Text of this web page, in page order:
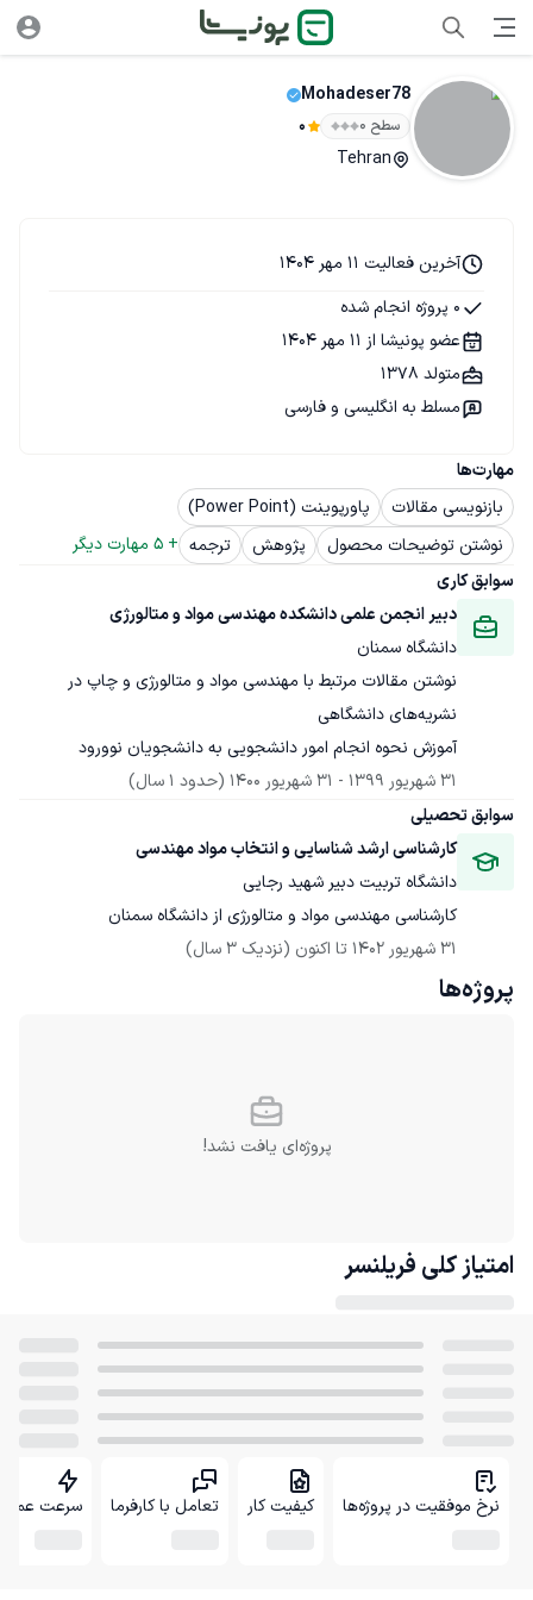
Mohadeser78
سطح ۰ 0
Tehran
مهارت‌ها
بازنویسی مقالات
پاورپوینت (Power Point)
نوشتن توضیحات محصول
پژوهش ترجمه +
5 مهارت دیگر
سوابق کاری
دبیر انجمن علمی دانشکده مهندسی مواد و متالورژی
دانشگاه سمنان
نوشتن مقالات مرتبط با مهندسی مواد و متالورژی و چاپ در
آموزش نحوه انجام امور دانشجویی به دانشجویان نوورود
31 شهریور 1399
- 31 شهریور 1400
(حدود 1 سال)
سوابق تحصیلی
کارشناسی ارشد شناسایی و انتخاب مواد مهندسی
دانشگاه تربیت دبیر شهید رجایی
کارشناسی مهندسی مواد و متالورژی از دانشگاه سمنان
31 شهریور 1402
تا اکنون (نزدیک 3 سال)
آخرین فعالیت 11 مهر 1404
0 پروژه انجام شده
عضو پونیشا از 11 مهر 1404
متولد 1378
مسلط به انگلیسی و فارسی
پروژه‌ها
پروژه‌ای یافت نشد!
امتیاز کلی فریلنسر
نرخ موفقیت در پروژه‌ها کیفیت کار تعامل با کارفرما سرعت عمل